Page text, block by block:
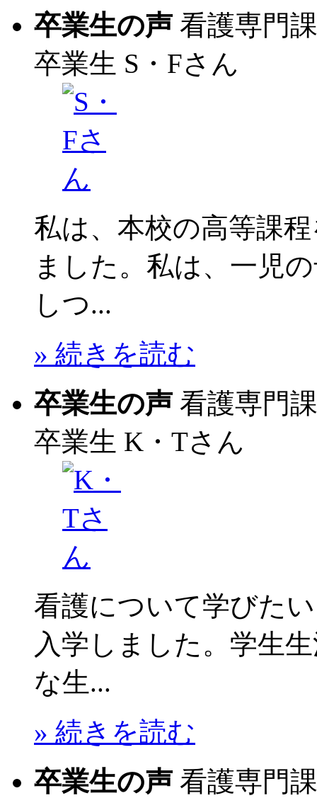
卒業生の声 看護専門
卒業生 S・Fさん
私は、本校の高等課
ました。私は、一児
しつ...
» 続きを読む
卒業生の声 看護専門
卒業生 K・Tさん
看護について学びた
入学しました。学生
な生...
» 続きを読む
卒業生の声 看護専門